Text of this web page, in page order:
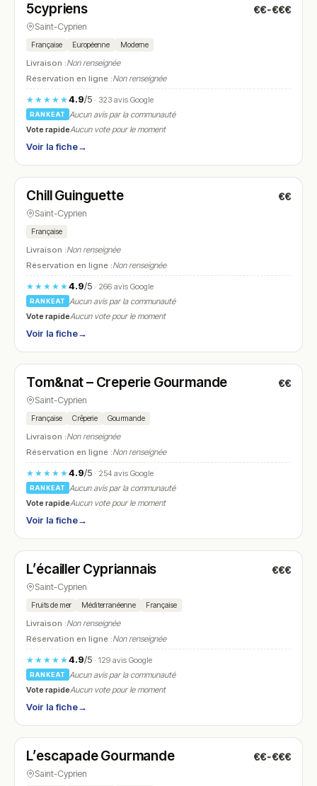
N° 4
5cypriens €€-€€€
Saint-Cyprien
Française Européenne Moderne
Livraison :Non renseignée
Réservation en ligne :Non renseignée
★★★★★4.9/5· 323 avis Google
RANKEAT
Aucun avis par la communauté
Vote rapideAucun vote pour le moment
Voir la fiche→
N° 5
Chill Guinguette €€
Saint-Cyprien
Française
Livraison :Non renseignée
Réservation en ligne :Non renseignée
★★★★★4.9/5· 266 avis Google
RANKEAT
Aucun avis par la communauté
Vote rapideAucun vote pour le moment
Voir la fiche→
N° 6
Tom&nat – Creperie Gourmande €€
Saint-Cyprien
Française Crêperie Gourmande
Livraison :Non renseignée
Réservation en ligne :Non renseignée
★★★★★4.9/5· 254 avis Google
RANKEAT
Aucun avis par la communauté
Vote rapideAucun vote pour le moment
Voir la fiche→
N° 7
L’écailler Cypriannais €€€
Saint-Cyprien
Fruits de mer Méditerranéenne Française
Livraison :Non renseignée
Réservation en ligne :Non renseignée
★★★★★4.9/5· 129 avis Google
RANKEAT
Aucun avis par la communauté
Vote rapideAucun vote pour le moment
Voir la fiche→
N° 8
L’escapade Gourmande €€-€€€
Saint-Cyprien